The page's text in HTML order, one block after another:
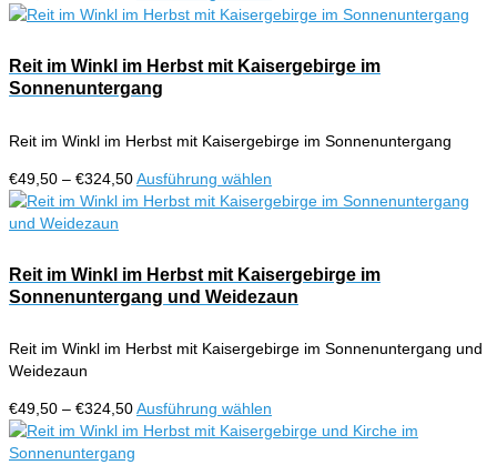
€49,50
€324,50
Produkt
mehrere
Varianten
Optionen
auf
der
werden
Reit im Winkl im Herbst mit Kaisergebirge im
Sonnenuntergang
Reit im Winkl im Herbst mit Kaisergebirge im Sonnenuntergang
€49,50 – €324,50Preisspanne:
€49,50
Ausführung wählen
Produkt
Varianten
auf.
Die
können
Produktseite
gewählt
Reit im Winkl im Herbst mit Kaisergebirge im
Sonnenuntergang und Weidezaun
Reit im Winkl im Herbst mit Kaisergebirge im Sonnenuntergang und
Weidezaun
€49,50 – €324,50Preisspanne:
€49,50
bis
Ausführung wählen
Produkt